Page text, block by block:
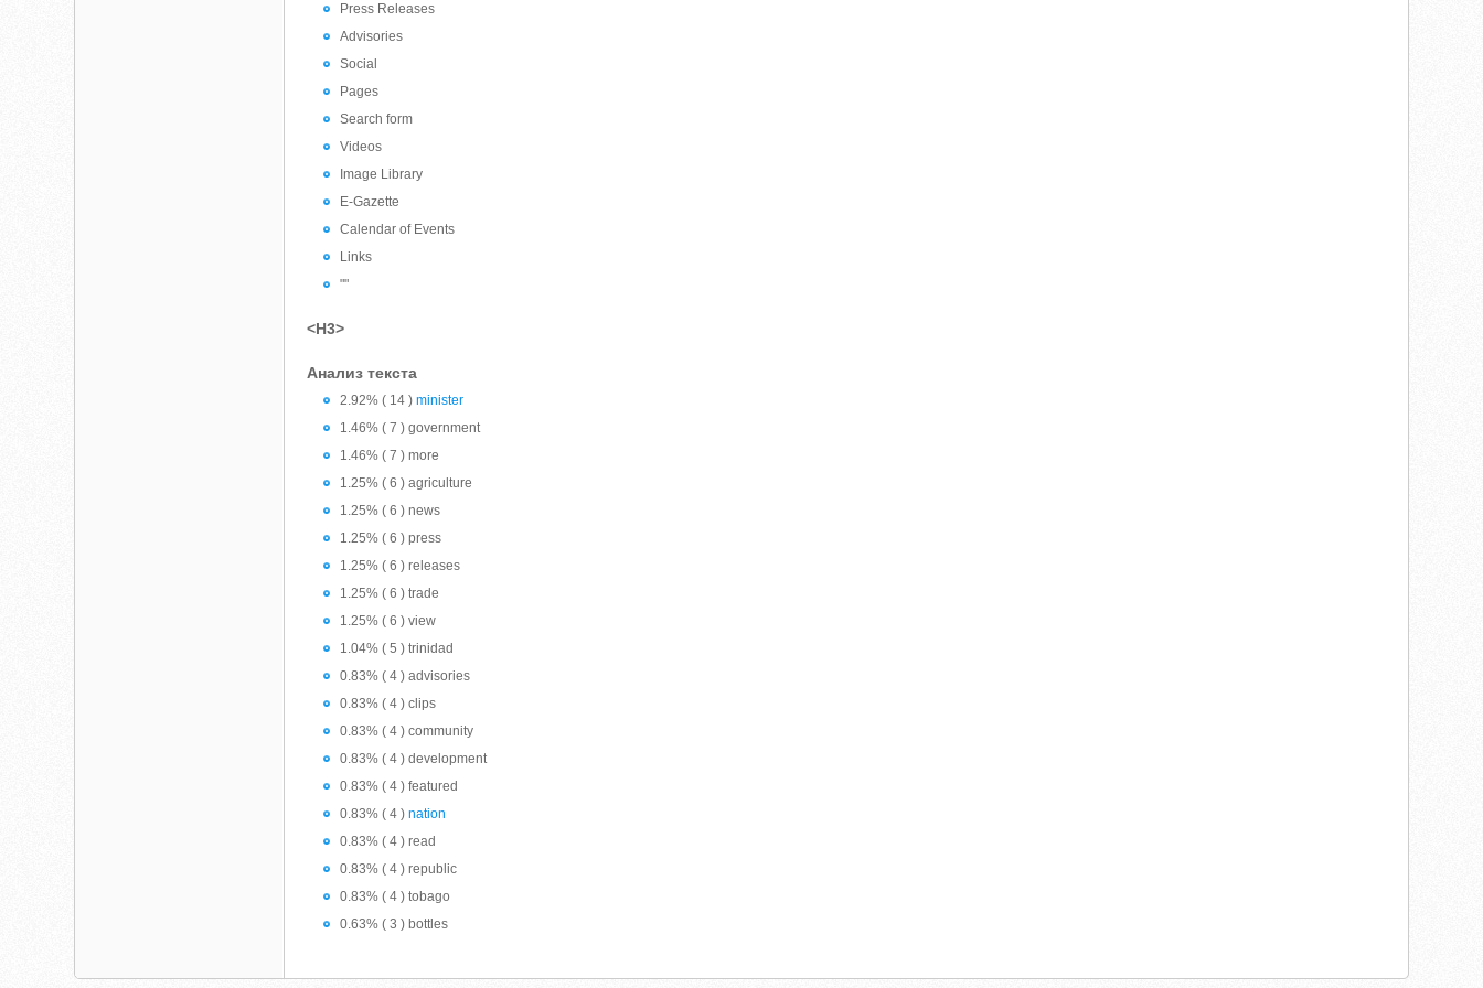
Press Releases
Advisories
Social
Pages
Search form
Videos
Image Library
E-Gazette
Calendar of Events
Links
""
<H3>
Анализ текста
2.92% ( 14 )minister
1.46% ( 7 ) government
1.46% ( 7 ) more
1.25% ( 6 ) agriculture
1.25% ( 6 ) news
1.25% ( 6 ) press
1.25% ( 6 ) releases
1.25% ( 6 ) trade
1.25% ( 6 ) view
1.04% ( 5 ) trinidad
0.83% ( 4 ) advisories
0.83% ( 4 ) clips
0.83% ( 4 ) community
0.83% ( 4 ) development
0.83% ( 4 ) featured
0.83% ( 4 )nation
0.83% ( 4 ) read
0.83% ( 4 ) republic
0.83% ( 4 ) tobago
0.63% ( 3 ) bottles